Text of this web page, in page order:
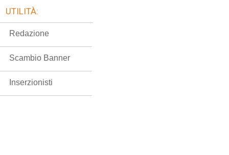
UTILITÀ:
Redazione
Scambio Banner
Inserzionisti